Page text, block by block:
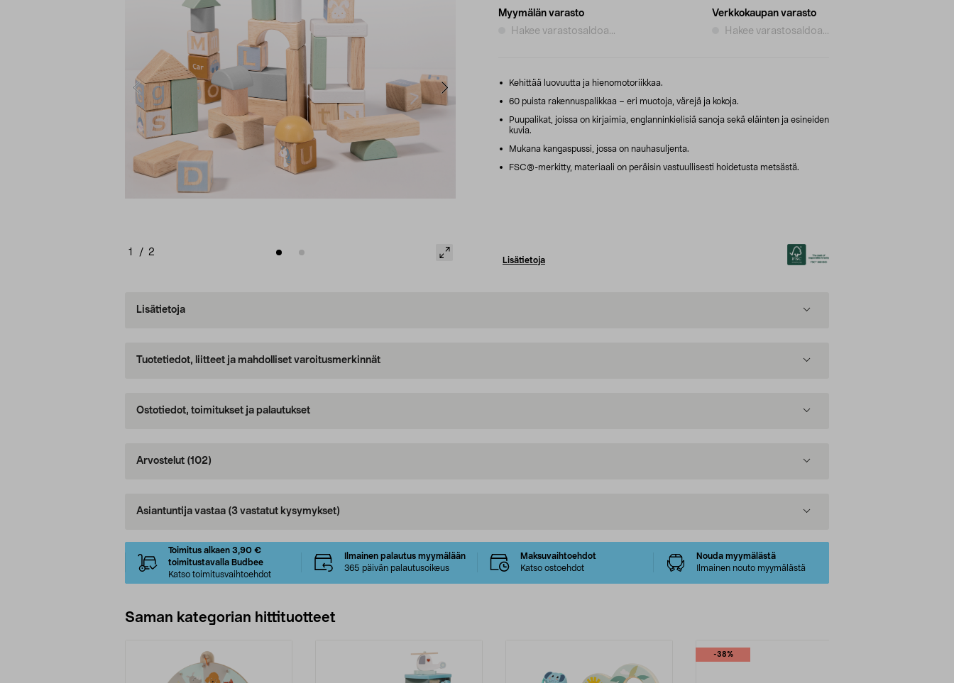
1 / 2
Myymälän varasto
Hakee varastosaldoa...
Verkkokaupan varasto
Hakee varastosaldoa...
Kehittää luovuutta ja hienomotoriikkaa.
60 puista rakennuspalikkaa – eri muotoja, värejä ja kokoja.
Puupalikat, joissa on kirjaimia, englanninkielisiä sanoja sekä eläinten ja esineiden
kuvia.
Mukana kangaspussi, jossa on nauhasuljenta.
FSC®-merkitty, materiaali on peräisin vastuullisesti hoidetusta metsästä.
Lisätietoja
Lisätietoja
Tuotetiedot, liitteet ja mahdolliset varoitusmerkinnät
Ostotiedot, toimitukset ja palautukset
Arvostelut (102)
Asiantuntija vastaa (3 vastatut kysymykset)
Toimitus alkaen 3,90 €
toimitustavalla Budbee
Katso toimitusvaihtoehdot
Ilmainen palautus myymälään
365 päivän palautusoikeus
Maksuvaihtoehdot
Katso ostoehdot
Nouda myymälästä
Ilmainen nouto myymälästä
Saman kategorian hittituotteet
-38%